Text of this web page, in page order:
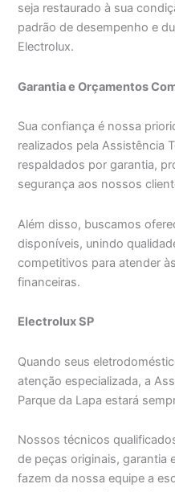
seja restaurado à sua
padrão de desempenho e
Electrolux.
Garantia e Orçamentos
Sua confiança é nossa
realizados pela Assistência
respaldados por garantia,
segurança aos nossos
Além disso, buscamos
disponíveis, unindo
competitivos para atender
financeiras.
Electrolux SP
Quando seus
atenção especializada, a
Parque da Lapa estará
Nossos técnicos
de peças originais, garantia
fazem da nossa equipe a